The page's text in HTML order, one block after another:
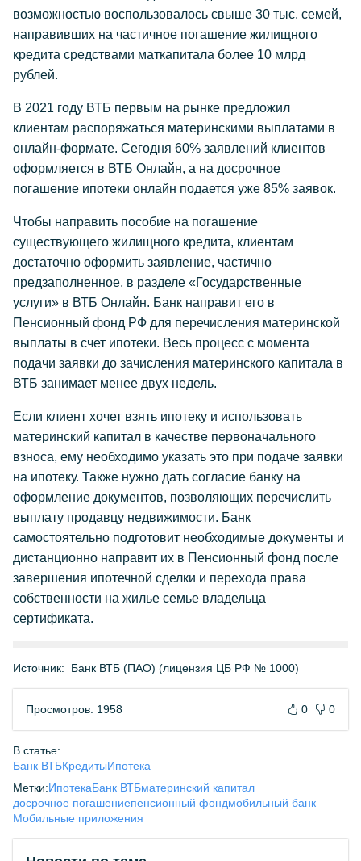
возможностью воспользовалось свыше 30 тыс. семей,
направивших на частичное погашение жилищного
кредита средствами маткапитала более 10 млрд
рублей.
В 2021 году ВТБ первым на рынке предложил
клиентам распоряжаться материнскими выплатами в
онлайн-формате. Сегодня 60% заявлений клиентов
оформляется в ВТБ Онлайн, а на досрочное
погашение ипотеки онлайн подается уже 85% заявок.
Чтобы направить пособие на погашение
существующего жилищного кредита, клиентам
достаточно оформить заявление, частично
предзаполненное, в разделе «Государственные
услуги» в ВТБ Онлайн. Банк направит его в
Пенсионный фонд РФ для перечисления материнской
выплаты в счет ипотеки. Весь процесс с момента
подачи заявки до зачисления материнского капитала в
ВТБ занимает менее двух недель.
Если клиент хочет взять ипотеку и использовать
материнский капитал в качестве первоначального
взноса, ему необходимо указать это при подаче заявки
на ипотеку. Также нужно дать согласие банку на
оформление документов, позволяющих перечислить
выплату продавцу недвижимости. Банк
самостоятельно подготовит необходимые документы и
дистанционно направит их в Пенсионный фонд после
завершения ипотечной сделки и перехода права
собственности на жилье семье владельца
сертификата.
Источник: Банк ВТБ (ПАО) (лицензия ЦБ РФ № 1000)
Просмотров: 1958 0 0
В статье:
Банк ВТБКредитыИпотека
Метки:ИпотекаБанк ВТБматеринский капитал
досрочное погашениепенсионный фондмобильный банк
Мобильные приложения